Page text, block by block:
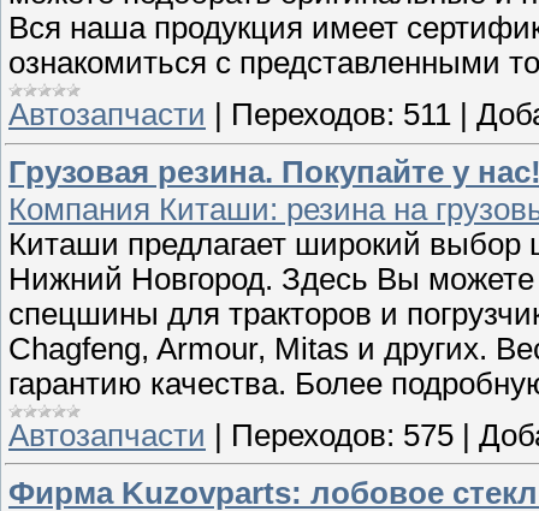
Вся наша продукция имеет
ознакомиться с представленными
Автозапчасти
Переходов: 511
Грузовая резина. Покупайте у
Компания Киташи: резина на
Киташи предлагает широкий
Нижний Новгород. Здесь Вы
спецшины для тракторов и
Chagfeng, Armour, Mitas и других.
гарантию качества. Более
Автозапчасти
Переходов: 575
Фирма Kuzovparts: лобовое